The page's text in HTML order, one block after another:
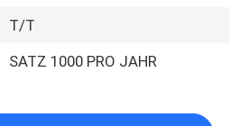
T/T
SATZ 1000 PRO JAHR